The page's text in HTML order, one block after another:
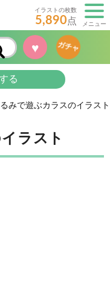
イラストの枚数
5,890点 メニュー
♥ ガチャ
る
るみで遊ぶカラスのイラスト
ラスト